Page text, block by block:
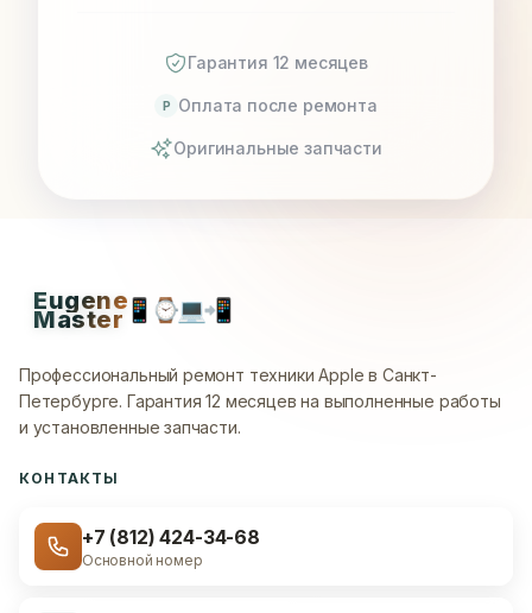
Гарантия 12 месяцев
P Оплата после ремонта
Оригинальные запчасти
Eugene
Master📱 ⌚💻📲
Профессиональный ремонт техники Apple в Санкт-
Петербурге. Гарантия 12 месяцев на выполненные работы
и установленные запчасти.
КОНТАКТЫ
+7 (812) 424-34-68
Основной номер